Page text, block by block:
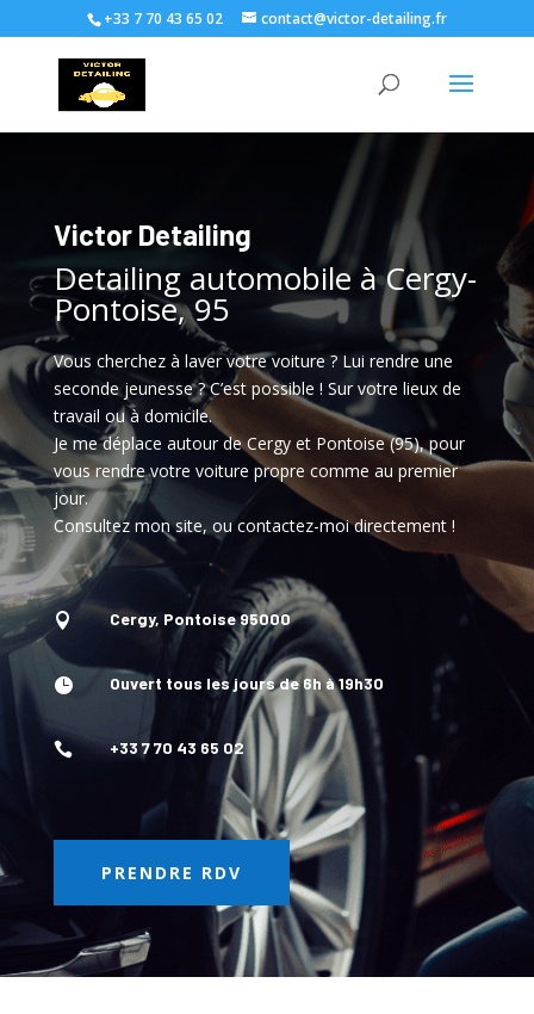
+33 7 70 43 65 02 contact@victor-detailing.fr
Victor Detailing
Detailing automobile à Cergy-
Pontoise, 95
Vous cherchez à laver votre voiture ? Lui rendre une
seconde jeunesse ? C’est possible ! Sur votre lieux de
travail ou à domicile.
Je me déplace autour de Cergy et Pontoise (95), pour
vous rendre votre voiture propre comme au premier
jour.
Consultez mon site, ou contactez-moi directement !
 Cergy, Pontoise 95000
 Ouvert tous les jours de 6h à 19h30
 +33 7 70 43 65 02
PRENDRE RDV